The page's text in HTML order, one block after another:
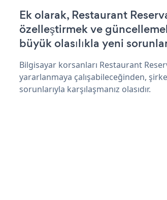
Ek olarak, Restaurant
özelleştirmek ve
büyük olasılıkla yeni
Bilgisayar korsanları Restaurant
yararlanmaya çalışabileceğinden,
sorunlarıyla karşılaşmanız olasıdır.